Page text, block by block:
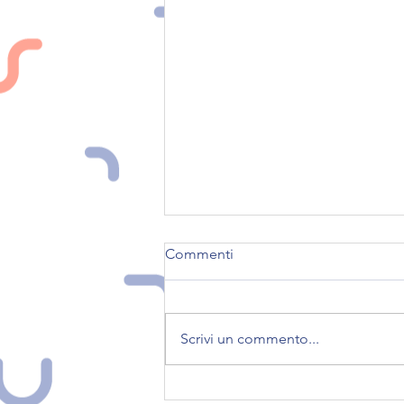
Seguici su nostri social
Commenti
Scrivi un commento...